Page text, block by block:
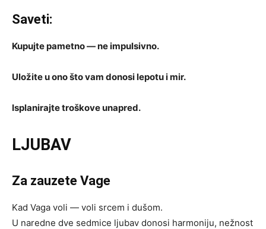
Saveti:
Kupujte pametno — ne impulsivno.
Uložite u ono što vam donosi lepotu i mir.
Isplanirajte troškove unapred.
LJUBAV
Za zauzete Vage
Kad Vaga voli — voli srcem i dušom.
U naredne dve sedmice ljubav donosi harmoniju, nežnost